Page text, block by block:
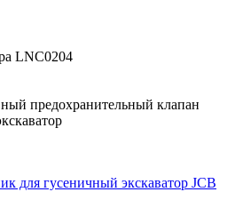
LNC0204
предохранительный клапан